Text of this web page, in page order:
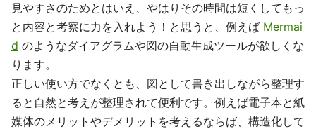
見やすさのためとはいえ、やはりその時間は短くしてもっ
と内容と考察に力を入れよう！と思うと、例えば Mermai
d のようなダイアグラムや図の自動生成ツールが欲しくな
ります。
正しい使い方でなくとも、図として書き出しながら整理す
ると自然と考えが整理されて便利です。例えば電子本と紙
媒体のメリットやデメリットを考えるならば、構造化して